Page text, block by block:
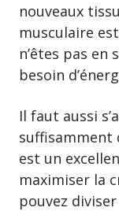
nouveaux
musculaire
n’êtes pas
besoin
Il faut aussi
suffisamment
est un
maximiser la
pouvez